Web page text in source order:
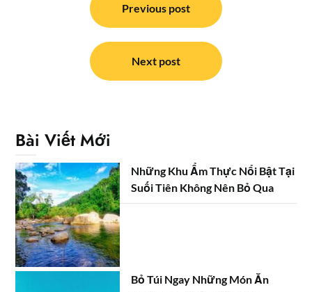
Previous post
Next post
Bài Viết Mới
Những Khu Ẩm Thực Nổi Bật Tại
Suối Tiên Không Nên Bỏ Qua
Bỏ Túi Ngay Những Món Ăn